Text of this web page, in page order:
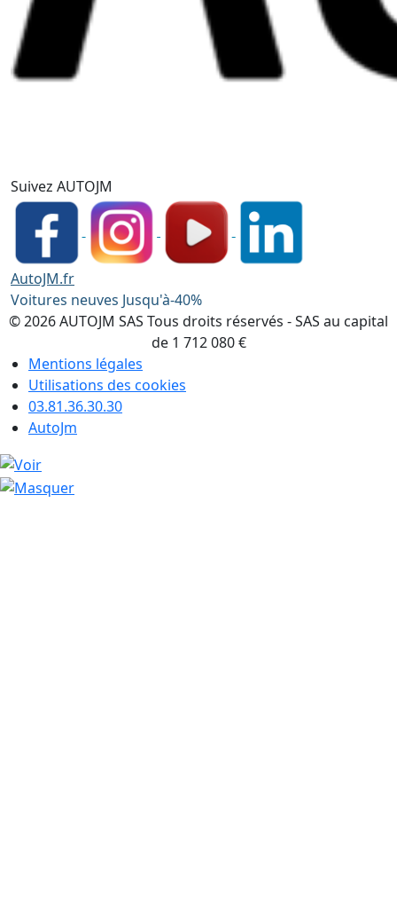
Suivez AUTOJM
AutoJM.fr
Voitures neuves Jusqu'à-40%
© 2026 AUTOJM SAS Tous droits réservés - SAS au capital
de 1 712 080 €
Mentions légales
Utilisations des cookies
03.81.36.30.30
AutoJm